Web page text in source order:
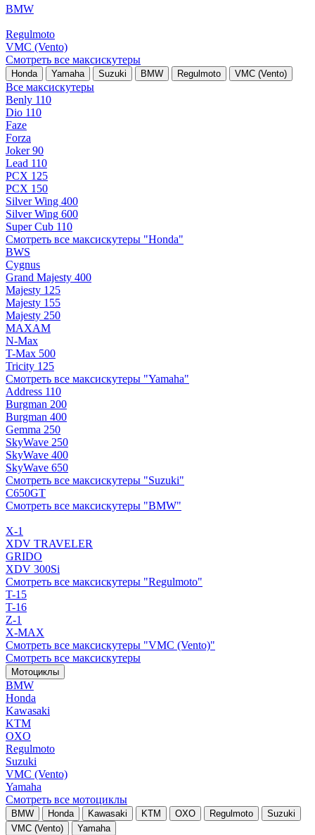
BMW
Regulmoto
VMC (Vento)
Смотреть все максискутеры
Honda Yamaha Suzuki BMW Regulmoto VMC (Vento)
Все максискутеры
Benly 110
Dio 110
Faze
Forza
Joker 90
Lead 110
PCX 125
PCX 150
Silver Wing 400
Silver Wing 600
Super Cub 110
Смотреть все максискутеры "Honda"
BWS
Cygnus
Grand Majesty 400
Majesty 125
Majesty 155
Majesty 250
MAXAM
N-Max
T-Max 500
Tricity 125
Смотреть все максискутеры "Yamaha"
Address 110
Burgman 200
Burgman 400
Gemma 250
SkyWave 250
SkyWave 400
SkyWave 650
Смотреть все максискутеры "Suzuki"
C650GT
Смотреть все максискутеры "BMW"
X-1
XDV TRAVELER
GRIDO
XDV 300Si
Смотреть все максискутеры "Regulmoto"
T-15
T-16
Z-1
X-MAX
Смотреть все максискутеры "VMC (Vento)"
Смотреть все максискутеры
Мотоциклы
BMW
Honda
Kawasaki
KTM
OXO
Regulmoto
Suzuki
VMC (Vento)
Yamaha
Смотреть все мотоциклы
BMW Honda Kawasaki KTM OXO Regulmoto
Suzuki
VMC (Vento)
Yamaha